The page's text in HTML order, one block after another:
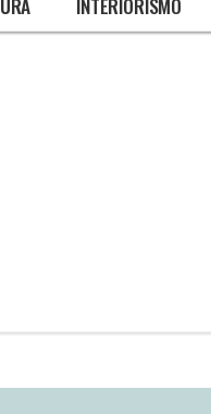
INTERIORISMO